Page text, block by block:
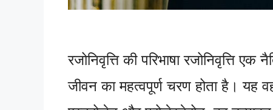
रजोनिवृत्ति की परिभाषा रजोनिवृत्ति
जीवन का महत्वपूर्ण चरण होता है। यह